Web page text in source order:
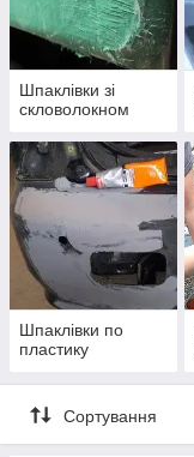
Шпаклівки зі
скловолокном
Шпаклівки по
пластику
Сортування